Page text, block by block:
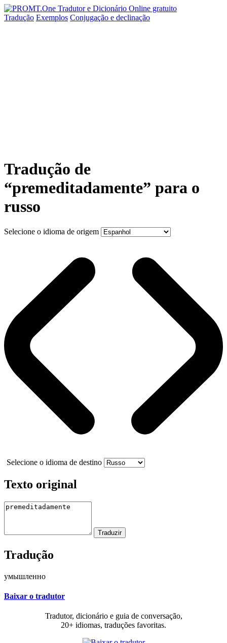
Tradução Exemplos Conjugação e declinação
Tradução de
“premeditadamente” para o
russo
Selecione o idioma de origem
Selecione o idioma de destino
Texto original
Tradução
умышленно
Baixar o tradutor
Tradutor, dicionário e guia de conversação,
20+ idiomas, traduções favoritas.